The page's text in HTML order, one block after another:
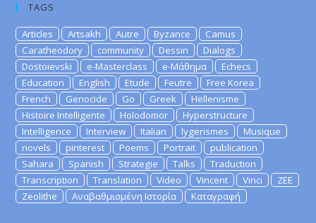
TAGS
Articles Artsakh Autre Byzance
Camus
Caratheodory
community Dessin
Dialogs
Dostoievski
e-Masterclass e-Μάθημα
Echecs
Education
English Etude Feutre
Free Korea
French
Genocide Go Greek
Hellenisme
Histoire Intelligente
Holodomor
Hyperstructure
Intelligence
Interview Italian lygerismes
Musique
novels
pinterest Poems Portrait
publication
Sahara
Spanish Strategie Talks
Traduction
Transcription
Translation Video Vincent Vinci
ZEE
Zeolithe
Αναβαθμισμένη Ιστορία Καταγραφή